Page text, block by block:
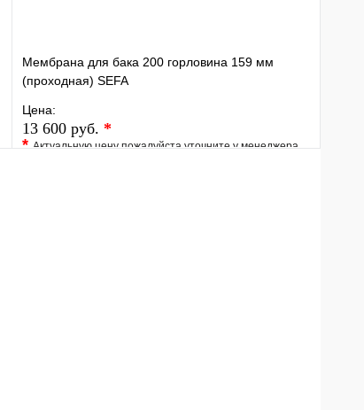
Мембрана для бака 200 горловина 159 мм
(проходная) SEFA
Цена:
13 600 руб. *
*Актуальную цену пожалуйста уточните у менеджера